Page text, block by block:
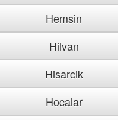
Hemsin
Hilvan
Hisarcik
Hocalar